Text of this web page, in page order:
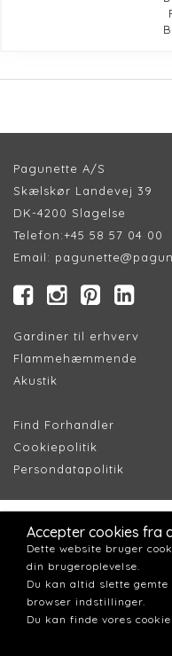
Pagunette A/S
Skælskør Landevej 39
DK-4200 Slagelse
Telefon:+45 58 57 04 00
Email:
Gardiner til erhverv
Flammehæmmende
Akustik
Find Forhandler
Cookiepolitik
Persondatapolitik
Accepter cookies fra
Dette website bruger
din brugeroplevelse.
Du kan altid slette gemte
browser indstillinger.
Du kan finde vores